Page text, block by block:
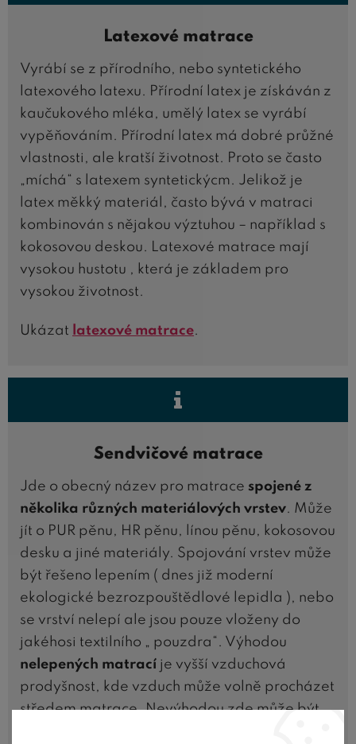
Latexové matrace
Vyrábí se z přírodního, nebo syntetického
latexového latexu. Přírodní latex je získáván z
kaučukového mléka, umělý latex se vyrábí
vypěňováním. Přírodní latex má dobré průžné
vlastnosti, ale kratší životnost. Proto se často
„míchá“ s latexem syntetickýcm. Jelikož je
latex měkký materiál, často bývá v matraci
kombinován s nějakou výztuhou – například s
kokosovou deskou. Latexové matrace mají
vysokou hustotu , která je základem pro
vysokou životnost.
Ukázat latexové matrace
Sendvičové matrace
Jde o obecný název pro matrace spojené z
několika různých materiálových vrstev . Může
jít o PUR pěnu, HR pěnu, línou pěnu, kokosovou
desku a jiné materiály. Spojování vrstev může
být řešeno lepením ( dnes již moderní
ekologické bezrozpouštědlové lepidla ), nebo
se vrství nelepí ale jsou pouze vloženy do
jakéhosi textilního „ pouzdra“. Výhodou
nelepených matrací je vyšší vzduchová
prodyšnost, kde vzduch může volně procházet
středem matrace. Nevýhodou zde může být